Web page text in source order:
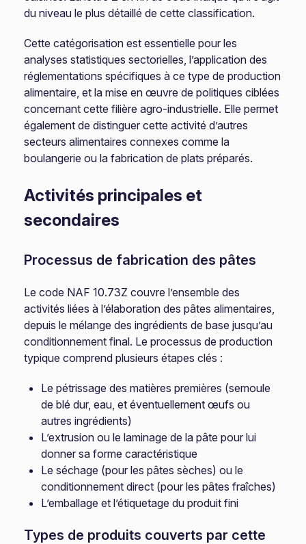
du niveau le plus détaillé de cette classification.
Cette catégorisation est essentielle pour les
analyses statistiques sectorielles, l’application des
réglementations spécifiques à ce type de production
alimentaire, et la mise en œuvre de politiques ciblées
concernant cette filière agro-industrielle. Elle permet
également de distinguer cette activité d’autres
secteurs alimentaires connexes comme la
boulangerie ou la fabrication de plats préparés.
Activités principales et
secondaires
Processus de fabrication des pâtes
Le code NAF 10.73Z couvre l’ensemble des
activités liées à l’élaboration des pâtes alimentaires,
depuis le mélange des ingrédients de base jusqu’au
conditionnement final. Le processus de production
typique comprend plusieurs étapes clés :
Le pétrissage des matières premières (semoule
de blé dur, eau, et éventuellement œufs ou
autres ingrédients)
L’extrusion ou le laminage de la pâte pour lui
donner sa forme caractéristique
Le séchage (pour les pâtes sèches) ou le
conditionnement direct (pour les pâtes fraîches)
L’emballage et l’étiquetage du produit fini
Types de produits couverts par cette